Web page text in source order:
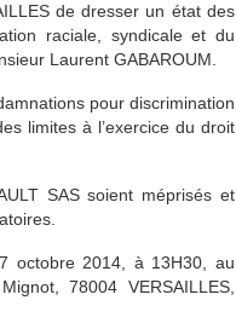
de dresser un état des
raciale, syndicale et du
Laurent GABAROUM.
pour discrimination
limites à l’exercice du droit
SAS soient méprisés et
octobre 2014, à 13H30, au
78004 VERSAILLES,